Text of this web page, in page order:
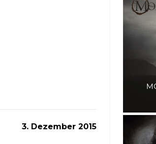
3. Dezember 2015